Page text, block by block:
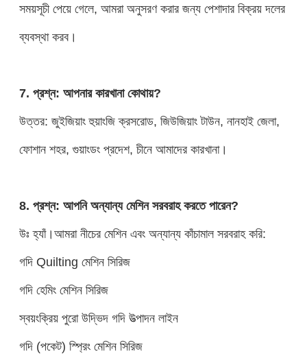
সময়সূচী পেয়ে গেলে, আমরা অনুসরণ করার জন্য পেশাদার বিক্রয় দলের
ব্যবস্থা করব।
7. প্রশ্ন: আপনার কারখানা কোথায়?
উত্তর: জুইজিয়াং হুয়াংজি ক্রসরোড, জিউজিয়াং টাউন, নানহাই জেলা,
ফোশান শহর, গুয়াংডং প্রদেশ, চীনে আমাদের কারখানা।
8. প্রশ্ন: আপনি অন্যান্য মেশিন সরবরাহ করতে পারেন?
উঃ হ্যাঁ।আমরা নীচের মেশিন এবং অন্যান্য কাঁচামাল সরবরাহ করি:
গদি Quilting মেশিন সিরিজ
গদি হেমিং মেশিন সিরিজ
স্বয়ংক্রিয় পুরো উদ্ভিদ গদি উত্পাদন লাইন
গদি (পকেট) স্প্রিং মেশিন সিরিজ